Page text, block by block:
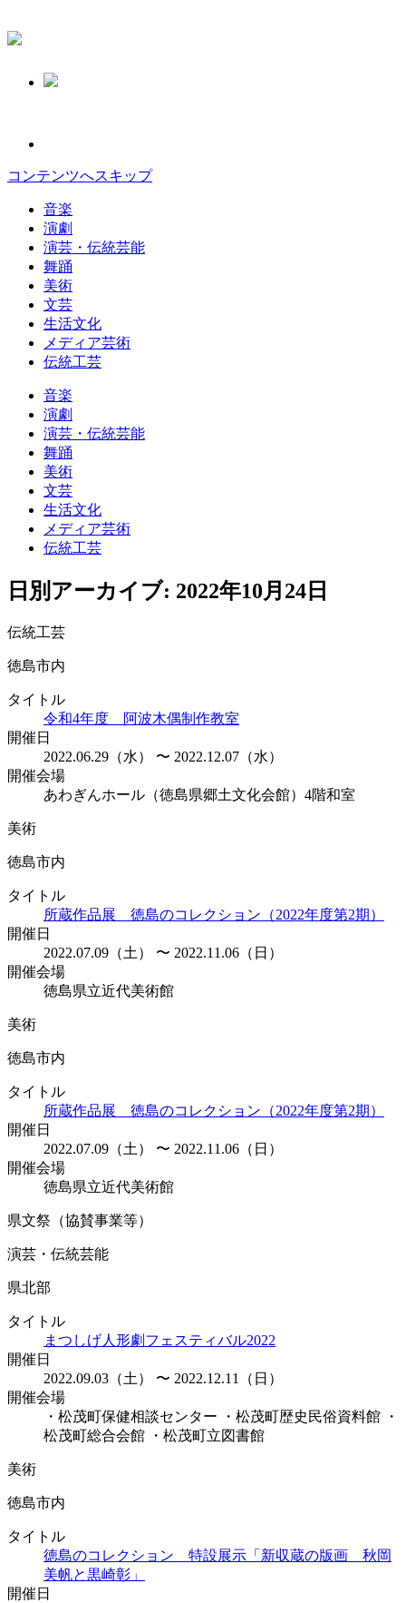
コンテンツへスキップ
音楽
演劇
演芸・伝統芸能
舞踊
美術
文芸
生活文化
メディア芸術
伝統工芸
音楽
演劇
演芸・伝統芸能
舞踊
美術
文芸
生活文化
メディア芸術
伝統工芸
日別アーカイブ: 2022年10月24日
伝統工芸
徳島市内
タイトル
令和4年度 阿波木偶制作教室
開催日
2022.06.29（水） 〜 2022.12.07（水）
開催会場
あわぎんホール（徳島県郷土文化会館）4階和室
美術
徳島市内
タイトル
所蔵作品展 徳島のコレクション（2022年度第2期）
開催日
2022.07.09（土） 〜 2022.11.06（日）
開催会場
徳島県立近代美術館
美術
徳島市内
タイトル
所蔵作品展 徳島のコレクション（2022年度第2期）
開催日
2022.07.09（土） 〜 2022.11.06（日）
開催会場
徳島県立近代美術館
県文祭（協賛事業等）
演芸・伝統芸能
県北部
タイトル
まつしげ人形劇フェスティバル2022
開催日
2022.09.03（土） 〜 2022.12.11（日）
開催会場
・松茂町保健相談センター ・松茂町歴史民俗資料館 ・
松茂町総合会館 ・松茂町立図書館
美術
徳島市内
タイトル
徳島のコレクション 特設展示「新収蔵の版画 秋岡
美帆と黒崎彰」
開催日